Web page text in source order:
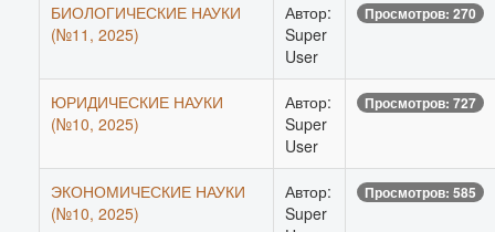
БИОЛОГИЧЕСКИЕ НАУКИ
(№11, 2025)
Автор:
Super
User
Просмотров: 270
ЮРИДИЧЕСКИЕ НАУКИ
(№10, 2025)
Автор:
Super
User
Просмотров: 727
ЭКОНОМИЧЕСКИЕ НАУКИ
(№10, 2025)
Автор:
Super
Просмотров: 585